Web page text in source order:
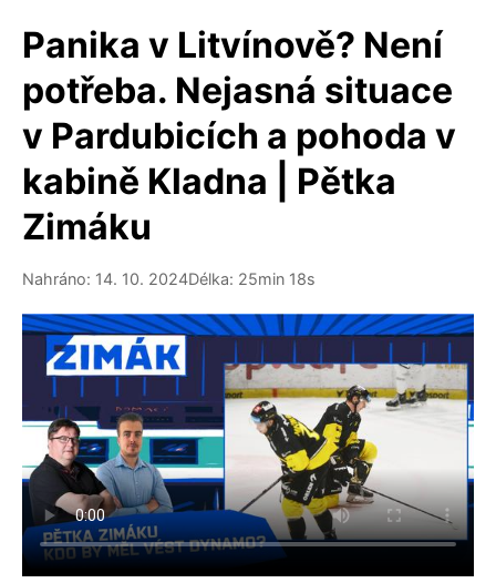
Panika v Litvínově? Není
potřeba. Nejasná situace
v Pardubicích a pohoda v
kabině Kladna | Pětka
Zimáku
Nahráno: 14. 10. 2024Délka: 25min 18s